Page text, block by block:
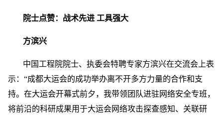
院士点赞：战术先进 工具强大
方滨兴
中国工程院院士、执委会特聘专家方滨兴在交流会上表
示：“成都大运会的成功举办离不开多方力量的合作和支
持。在大运会开幕式前夕，我带领团队进驻网络安全专班，
将前沿的科研成果用于大运会网络攻击探查感知、关联研